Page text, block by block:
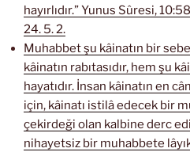
hayırlıdır.” Yunus Sûresi,
24. 5. 2.
Muhabbet şu kâinatın bir
kâinatın rabıtasıdır, hem şu
hayatıdır. İnsan kâinatın en
için, kâinatı istilâ edecek bir
çekirdeği olan kalbine derc
nihayetsiz bir muhabbete